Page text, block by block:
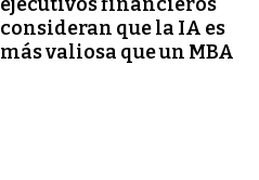
ejecutivos financieros
consideran que la IA es
más valiosa que un MBA